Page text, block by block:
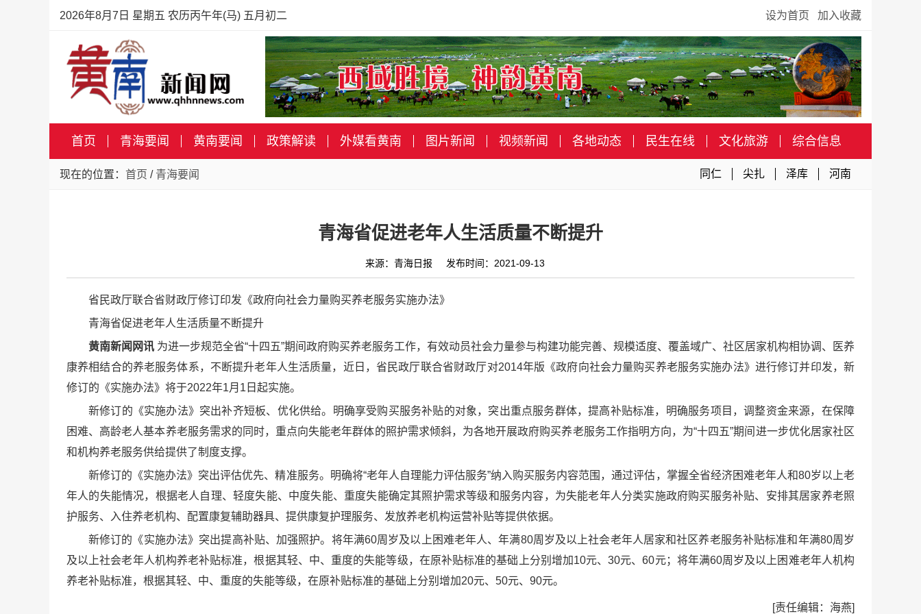
2026年8月7日 星期五 农历丙午年(马) 五月初二 设为首页 加入收藏
首页 青海要闻 黄南要闻 政策解读 外媒看黄南 图片新闻 视频新闻 各地动态 民生在线 文化旅游 综合信息
现在的位置： 首页 / 青海要闻 同仁 尖扎 泽库 河南
青海省促进老年人生活质量不断提升
来源：青海日报 发布时间：2021-09-13
省民政厅联合省财政厅修订印发《政府向社会力量购买养老服务实施办法》
青海省促进老年人生活质量不断提升
黄南新闻网讯 为进一步规范全省“十四五”期间政府购买养老服务工作，有效动员社会力量参与构建功能完善、规模适度、覆盖域广、社区居家机构相协调、医养
康养相结合的养老服务体系，不断提升老年人生活质量，近日，省民政厅联合省财政厅对2014年版《政府向社会力量购买养老服务实施办法》进行修订并印发，新
修订的《实施办法》将于2022年1月1日起实施。
新修订的《实施办法》突出补齐短板、优化供给。明确享受购买服务补贴的对象，突出重点服务群体，提高补贴标准，明确服务项目，调整资金来源，在保障
困难、高龄老人基本养老服务需求的同时，重点向失能老年群体的照护需求倾斜，为各地开展政府购买养老服务工作指明方向，为“十四五”期间进一步优化居家社区
和机构养老服务供给提供了制度支撑。
新修订的《实施办法》突出评估优先、精准服务。明确将“老年人自理能力评估服务”纳入购买服务内容范围，通过评估，掌握全省经济困难老年人和80岁以上老
年人的失能情况，根据老人自理、轻度失能、中度失能、重度失能确定其照护需求等级和服务内容，为失能老年人分类实施政府购买服务补贴、安排其居家养老照
护服务、入住养老机构、配置康复辅助器具、提供康复护理服务、发放养老机构运营补贴等提供依据。
新修订的《实施办法》突出提高补贴、加强照护。将年满60周岁及以上困难老年人、年满80周岁及以上社会老年人居家和社区养老服务补贴标准和年满80周岁
及以上社会老年人机构养老补贴标准，根据其轻、中、重度的失能等级，在原补贴标准的基础上分别增加10元、30元、60元；将年满60周岁及以上困难老年人机构
养老补贴标准，根据其轻、中、重度的失能等级，在原补贴标准的基础上分别增加20元、50元、90元。
[责任编辑：海燕]